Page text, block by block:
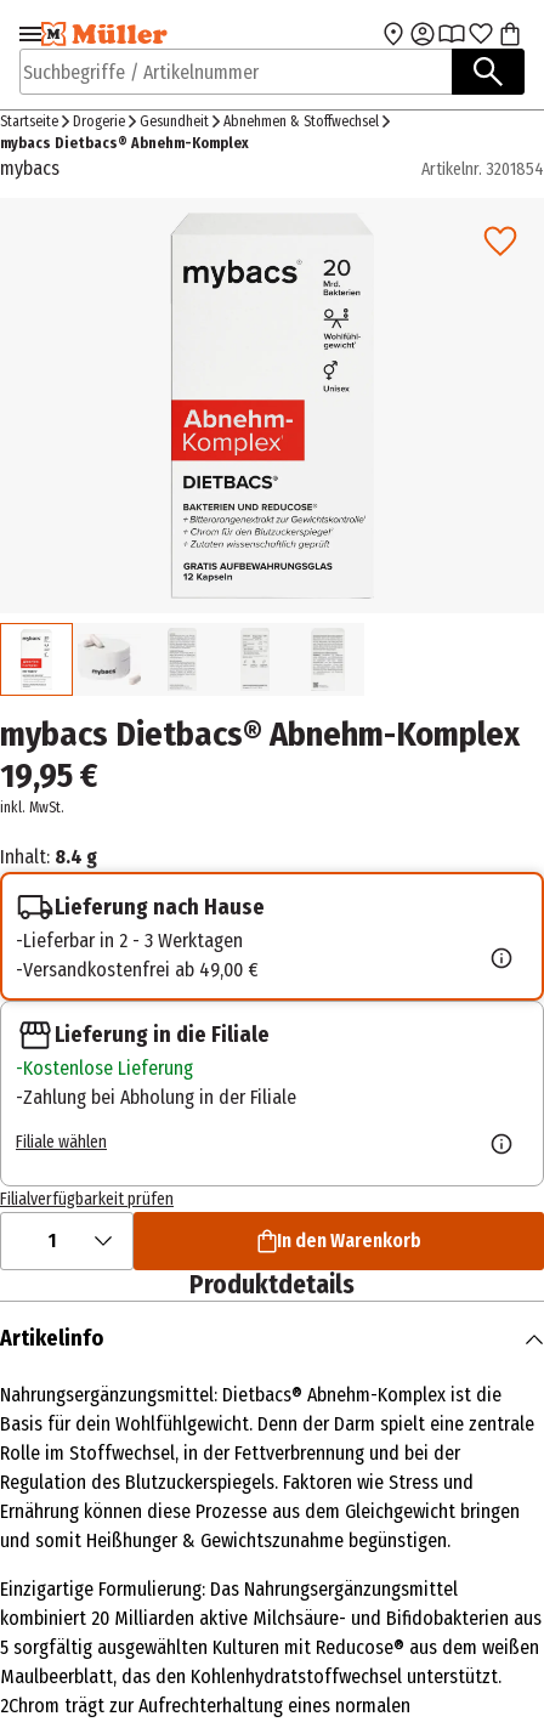
Zur Navigation
springen
Zum Hauptinhalt
Suchbegriffe / Artikelnummer
Startseite Drogerie Gesundheit
Abnehmen & Stoffwechsel
mybacs Dietbacs® Abnehm-Komplex
mybacs Artikelnr. 3201854
mybacs Dietbacs® Abnehm-Komplex
19,95 €
inkl. MwSt.
Inhalt: 8.4 g
Lieferung nach Hause
Lieferbar in 2 - 3 Werktagen
Versandkostenfrei ab 49,00 €
Lieferung in die Filiale
Kostenlose Lieferung
Zahlung bei Abholung in der Filiale
Filiale wählen
Filialverfügbarkeit prüfen
1 In den Warenkorb
Produktdetails
Artikelinfo
Nahrungsergänzungsmittel: Dietbacs® Abnehm-Komplex ist die
Basis für dein Wohlfühlgewicht. Denn der Darm spielt eine zentrale
Rolle im Stoffwechsel, in der Fettverbrennung und bei der
Regulation des Blutzuckerspiegels. Faktoren wie Stress und
Ernährung können diese Prozesse aus dem Gleichgewicht bringen
und somit Heißhunger & Gewichtszunahme begünstigen.
Einzigartige Formulierung: Das Nahrungsergänzungsmittel
kombiniert 20 Milliarden aktive Milchsäure- und Bifidobakterien aus
5 sorgfältig ausgewählten Kulturen mit Reducose® aus dem weißen
Maulbeerblatt, das den Kohlenhydratstoffwechsel unterstützt.
2Chrom trägt zur Aufrechterhaltung eines normalen